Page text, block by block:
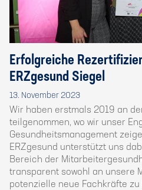
Erfolgreiche
ERZgesund Siegel
13. November 2023
Wir haben erstmals 2019 an
teilgenommen, wo wir unser
Gesundheitsmanagement
ERZgesund unterstützt uns
Bereich der
transparent sowohl an unsere
potenzielle neue Fachkräfte zu